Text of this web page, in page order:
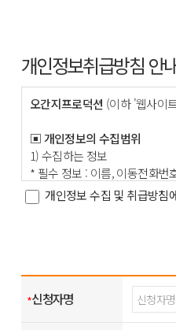
개인정보취급방침 안
오간지프로덕션 (이하 '웹사이
▣ 개인정보의 수집범위
1) 수집하는 정보
* 필수 정보 : 이름, 이동전화번
▣ 개인정보의 수집목적 및 이용
웹사이트는 이용자의 기본적
▣. 개인정보의 보유기간 및 이
개인정보 수집 및 취급방침
*신청자명